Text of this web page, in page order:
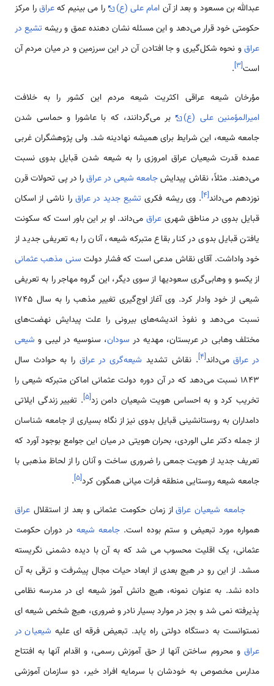
عبدالله بن مسعود و بعد از آن امام علی (ع) را می بینیم کهعراقرا مرکز
حکومتی خود قرار می‌دهد و این مسئله نشان دهنده عمق و ریشه تشیع در
عراقو نحوه شکل‌گیری و جا افتادن آن در این سرزمین و در میان مردم آن
است[۳]
.
مؤرخان شیعه عراقی اکثریت شیعه مردم این کشور را به خلافت
امیرالمؤمنین علی (ع)
بر می‌گردانند، که با عاشورا و حماسی شدن
جامعه شیعه، این شرایط برای همیشه نهادینه شد. ولی پژوهشگران غربی
عمده قدرت شیعیان عراق امروزی را به شیعه شدن قبایل بدوی نسبت
می‌دهند. مثلاً، نقاش پیدایشجامعه شیعی در عراقرا در پی تحولات قرن
نوزدهم می‌داند[۴]. وی ریشه فکری تشیع جدید در عراق را ناشی از اسکان
قبایل بدوی در مناطق شهریعراق می‌داند. او بر این باور است که سکونت
یافتن قبایل بدوی در کنار بقاع متبرکه شیعه، آنان را به تعریفی جدید از
خود واداشت. آقای نقاش مدعی است که فشار دولت سنی مذهب عثمانی
از یکسو و وهابی‌گری سعودیها از سوی دیگر، این گروه مهاجر را به تعریفی
شیعی از خود وادار کرد. وی آغاز اوج‌گیری تغییر مذهب را به سال 1745
نسبت می‌دهد و نفوذ اندیشه‌های بیرونی را علت پیدایش نهضت‌های
مختلف وهابی در عربستان، ‌مهدیه در سودان، سنوسیه در لیبی و شیعی
در عراقمی‌داند[۴]. نقاش تشدید شیعه‌گری در عراق را به حوادث سال
1843 نسبت می‌دهد که در آن دوره دولت عثمانی اماکن متبرکه شیعی را
تخریب کرد و به احساس هویت شیعیان دامن زد[۵]. تغییر زندگی ایلاتی
دامداران به روستانشینی قبایل بدوی نیز از نگاه بسیاری از جامعه شناسان
از جمله دکتر علی الوردی، بحران هویتی در میان این جوامع بوجود آورد که
تعریف جدید از هویت جمعی را ضروری ساخت و آنان را از لحاظ مذهبی با
جامعه شیعه روستایی منطقه فرات میانی همگون کرد[۵]
.
جامعه شیعیان عراقاز زمان حکومت عثمانى و بعد از استقلال عراق
همواره مورد تبعیض و ستم بوده است. جامعه شیعهدر دوران حکومت
عثمانى، یک اقلیت محسوب مى ‏شد که به آن با دیده دشمنى نگریسته
مى‏شد. از این رو در هیچ بعدى از ابعاد حیات مجال پیشرفت و ترقى به آن
داده نشد. به عنوان نمونه، هیچ دانش ‏آموز شیعه ‏اى در مدرسه نظامى
پذیرفته نمى ‏شد و بجز در موارد بسیار نادر و ضرورى، هیچ شخص شیعه ‏اى
نمى‏توانست به دستگاه دولتى راه یابد. تبعیض فرقه ‏اى علیه شیعیان در
عراق و محروم ساختن آنها از حق آموزش رسمى، و اقدام آنها به افتتاح
مدارس مخصوص به خودشان با سرمایه افراد خیر، دو سازمان آموزشى